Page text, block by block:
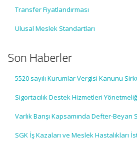
Transfer Fiyatlandırması
Ulusal Meslek Standartları
Son Haberler
5520 sayılı Kurumlar Vergisi Kanunu
Sigortacılık Destek Hizmetleri
Varlık Barışı Kapsamında Defter-Beyan
SGK İş Kazaları ve Meslek Hastalıkları